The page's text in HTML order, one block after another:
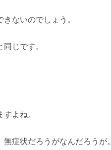
ないのでしょう。
じです。
よね。
症状だろうがなんだろうが。